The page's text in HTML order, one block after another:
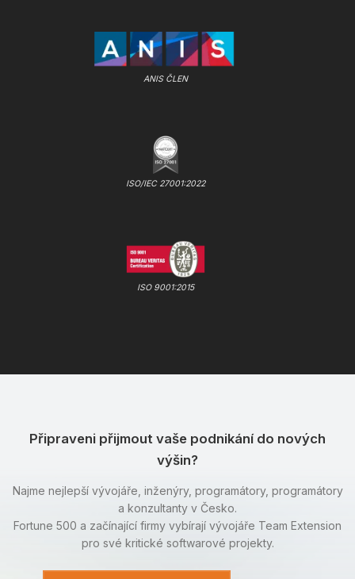
ANIS ČLEN
ISO/IEC 27001:2022
ISO 9001:2015
Připraveni přijmout vaše podnikání do nových
výšin?
Najme nejlepší vývojáře, inženýry, programátory, programátory
a konzultanty v Česko.
Fortune 500 a začínající firmy vybírají vývojáře Team Extension
pro své kritické softwarové projekty.